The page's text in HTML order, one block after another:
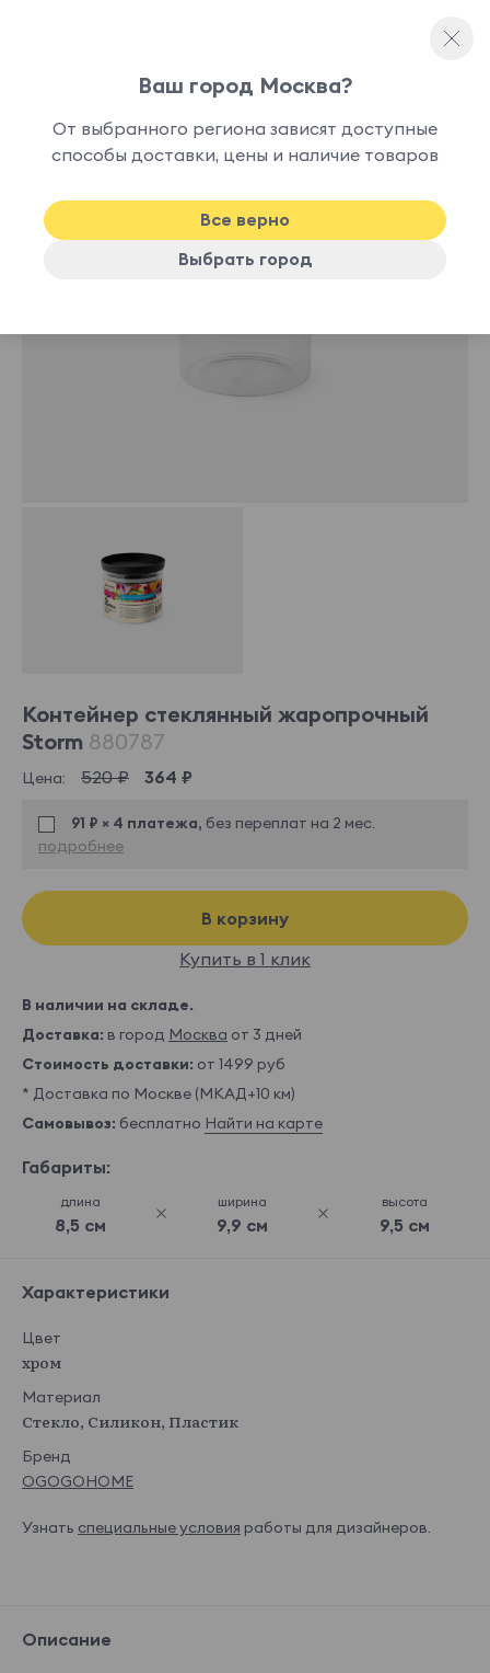
-30%
наличии
Контейнер стеклянный жаропрочный
Storm 880787
Цена: 520 ₽ 364 ₽
91 ₽ × 4 платежа, без переплат на 2 мес.
подробнее
В корзину
Купить в 1 клик
В наличии на складе.
Доставка: в город Москва от 3 дней
Стоимость доставки: от 1499 руб
* Доставка по Москве (МКАД+10 км)
Самовывоз: бесплатно Найти на карте
Габариты:
длина
8,5 см
ширина
9,9 см
высота
9,5 см
Характеристики
Цвет
хром
Материал
Стекло, Силикон, Пластик
Бренд
OGOGOHOME
Узнать специальные условия работы для дизайнеров.
Описание
Ваш город Москва?
От выбранного региона зависят доступные
способы доставки, цены и наличие товаров
Все верно
Выбрать город